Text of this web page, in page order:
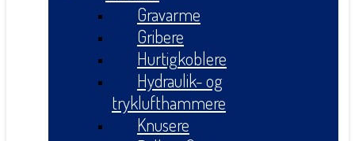
Gravarme
Gribere
Hurtigkoblere
Hydraulik- og
tryklufthammere
Knusere